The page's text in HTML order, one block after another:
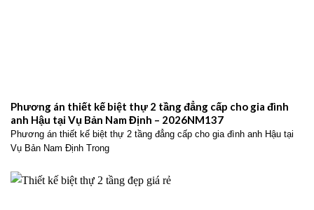
Phương án thiết kế biệt thự 2 tầng đẳng cấp cho gia đình
anh Hậu tại Vụ Bản Nam Định – 2026NM137
Phương án thiết kế biệt thự 2 tầng đẳng cấp cho gia đình anh Hậu tại
Vụ Bản Nam Định Trong